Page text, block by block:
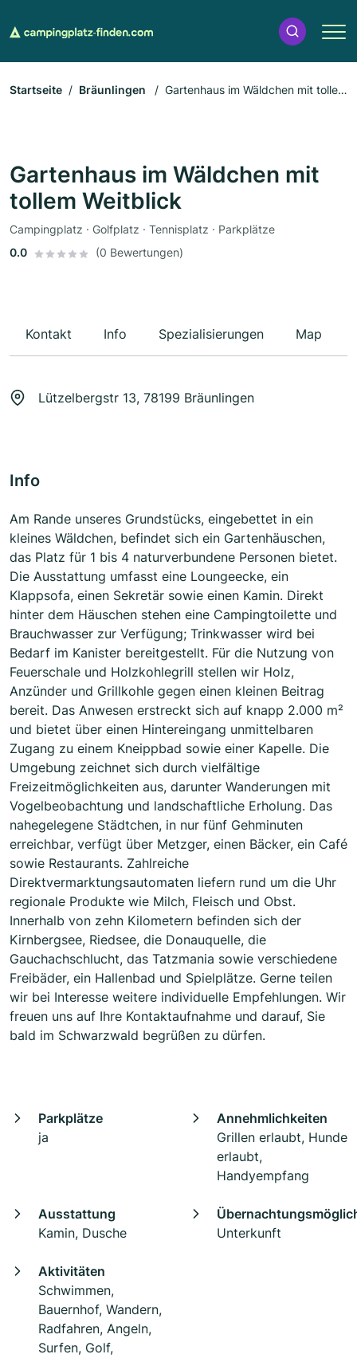
Startseite Bräunlingen
Gartenhaus im Wäldchen mit tollem
Gartenhaus im Wäldchen mit
tollem Weitblick
Campingplatz · Golfplatz · Tennisplatz · Parkplätze
0.0
(0 Bewertungen)
Kontakt Info Spezialisierungen Map
Lützelbergstr 13, 78199 Bräunlingen
Info
Am Rande unseres Grundstücks, eingebettet in ein
kleines Wäldchen, befindet sich ein Gartenhäuschen,
das Platz für 1 bis 4 naturverbundene Personen bietet.
Die Ausstattung umfasst eine Loungeecke, ein
Klappsofa, einen Sekretär sowie einen Kamin. Direkt
hinter dem Häuschen stehen eine Campingtoilette und
Brauchwasser zur Verfügung; Trinkwasser wird bei
Bedarf im Kanister bereitgestellt. Für die Nutzung von
Feuerschale und Holzkohlegrill stellen wir Holz,
Anzünder und Grillkohle gegen einen kleinen Beitrag
bereit. Das Anwesen erstreckt sich auf knapp 2.000 m²
und bietet über einen Hintereingang unmittelbaren
Zugang zu einem Kneippbad sowie einer Kapelle. Die
Umgebung zeichnet sich durch vielfältige
Freizeitmöglichkeiten aus, darunter Wanderungen mit
Vogelbeobachtung und landschaftliche Erholung. Das
nahegelegene Städtchen, in nur fünf Gehminuten
erreichbar, verfügt über Metzger, einen Bäcker, ein Café
sowie Restaurants. Zahlreiche
Direktvermarktungsautomaten liefern rund um die Uhr
regionale Produkte wie Milch, Fleisch und Obst.
Innerhalb von zehn Kilometern befinden sich der
Kirnbergsee, Riedsee, die Donauquelle, die
Gauchachschlucht, das Tatzmania sowie verschiedene
Freibäder, ein Hallenbad und Spielplätze. Gerne teilen
wir bei Interesse weitere individuelle Empfehlungen. Wir
freuen uns auf Ihre Kontaktaufnahme und darauf, Sie
bald im Schwarzwald begrüßen zu dürfen.
Parkplätze
ja
Annehmlichkeiten
Grillen erlaubt, Hunde
erlaubt,
Handyempfang
Ausstattung
Kamin, Dusche
Unterkunft
Aktivitäten
Schwimmen,
Bauernhof, Wandern,
Radfahren, Angeln,
Surfen, Golf,